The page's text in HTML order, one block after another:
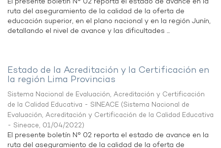
ruta del aseguramiento de la calidad de la oferta de
educación superior, en el plano nacional y en la región Junín,
detallando el nivel de avance y las dificultades ...
Estado de la Acreditación y la Certificación en
la región Lima Provincias
Sistema Nacional de Evaluación, Acreditación y Certificación
de la Calidad Educativa - SINEACE (Sistema Nacional de
Evaluación, Acreditación y Certificación de la Calidad Educativa
- Sineace, 01/04/2022)
El presente boletín N° 02 reporta el estado de avance en la
ruta del aseguramiento de la calidad de la oferta de